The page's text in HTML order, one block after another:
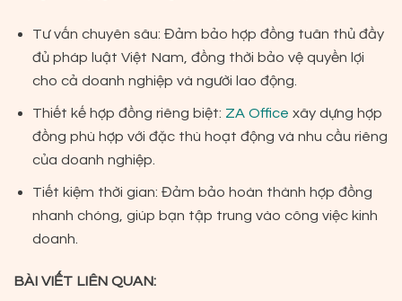
Tư vấn chuyên sâu: Đảm bảo hợp đồng tuân thủ đầy
đủ pháp luật Việt Nam, đồng thời bảo vệ quyền lợi
cho cả doanh nghiệp và người lao động.
Thiết kế hợp đồng riêng biệt: ZA Office xây dựng hợp
đồng phù hợp với đặc thù hoạt động và nhu cầu riêng
của doanh nghiệp.
Tiết kiệm thời gian: Đảm bảo hoàn thành hợp đồng
nhanh chóng, giúp bạn tập trung vào công việc kinh
doanh.
BÀI VIẾT LIÊN QUAN: